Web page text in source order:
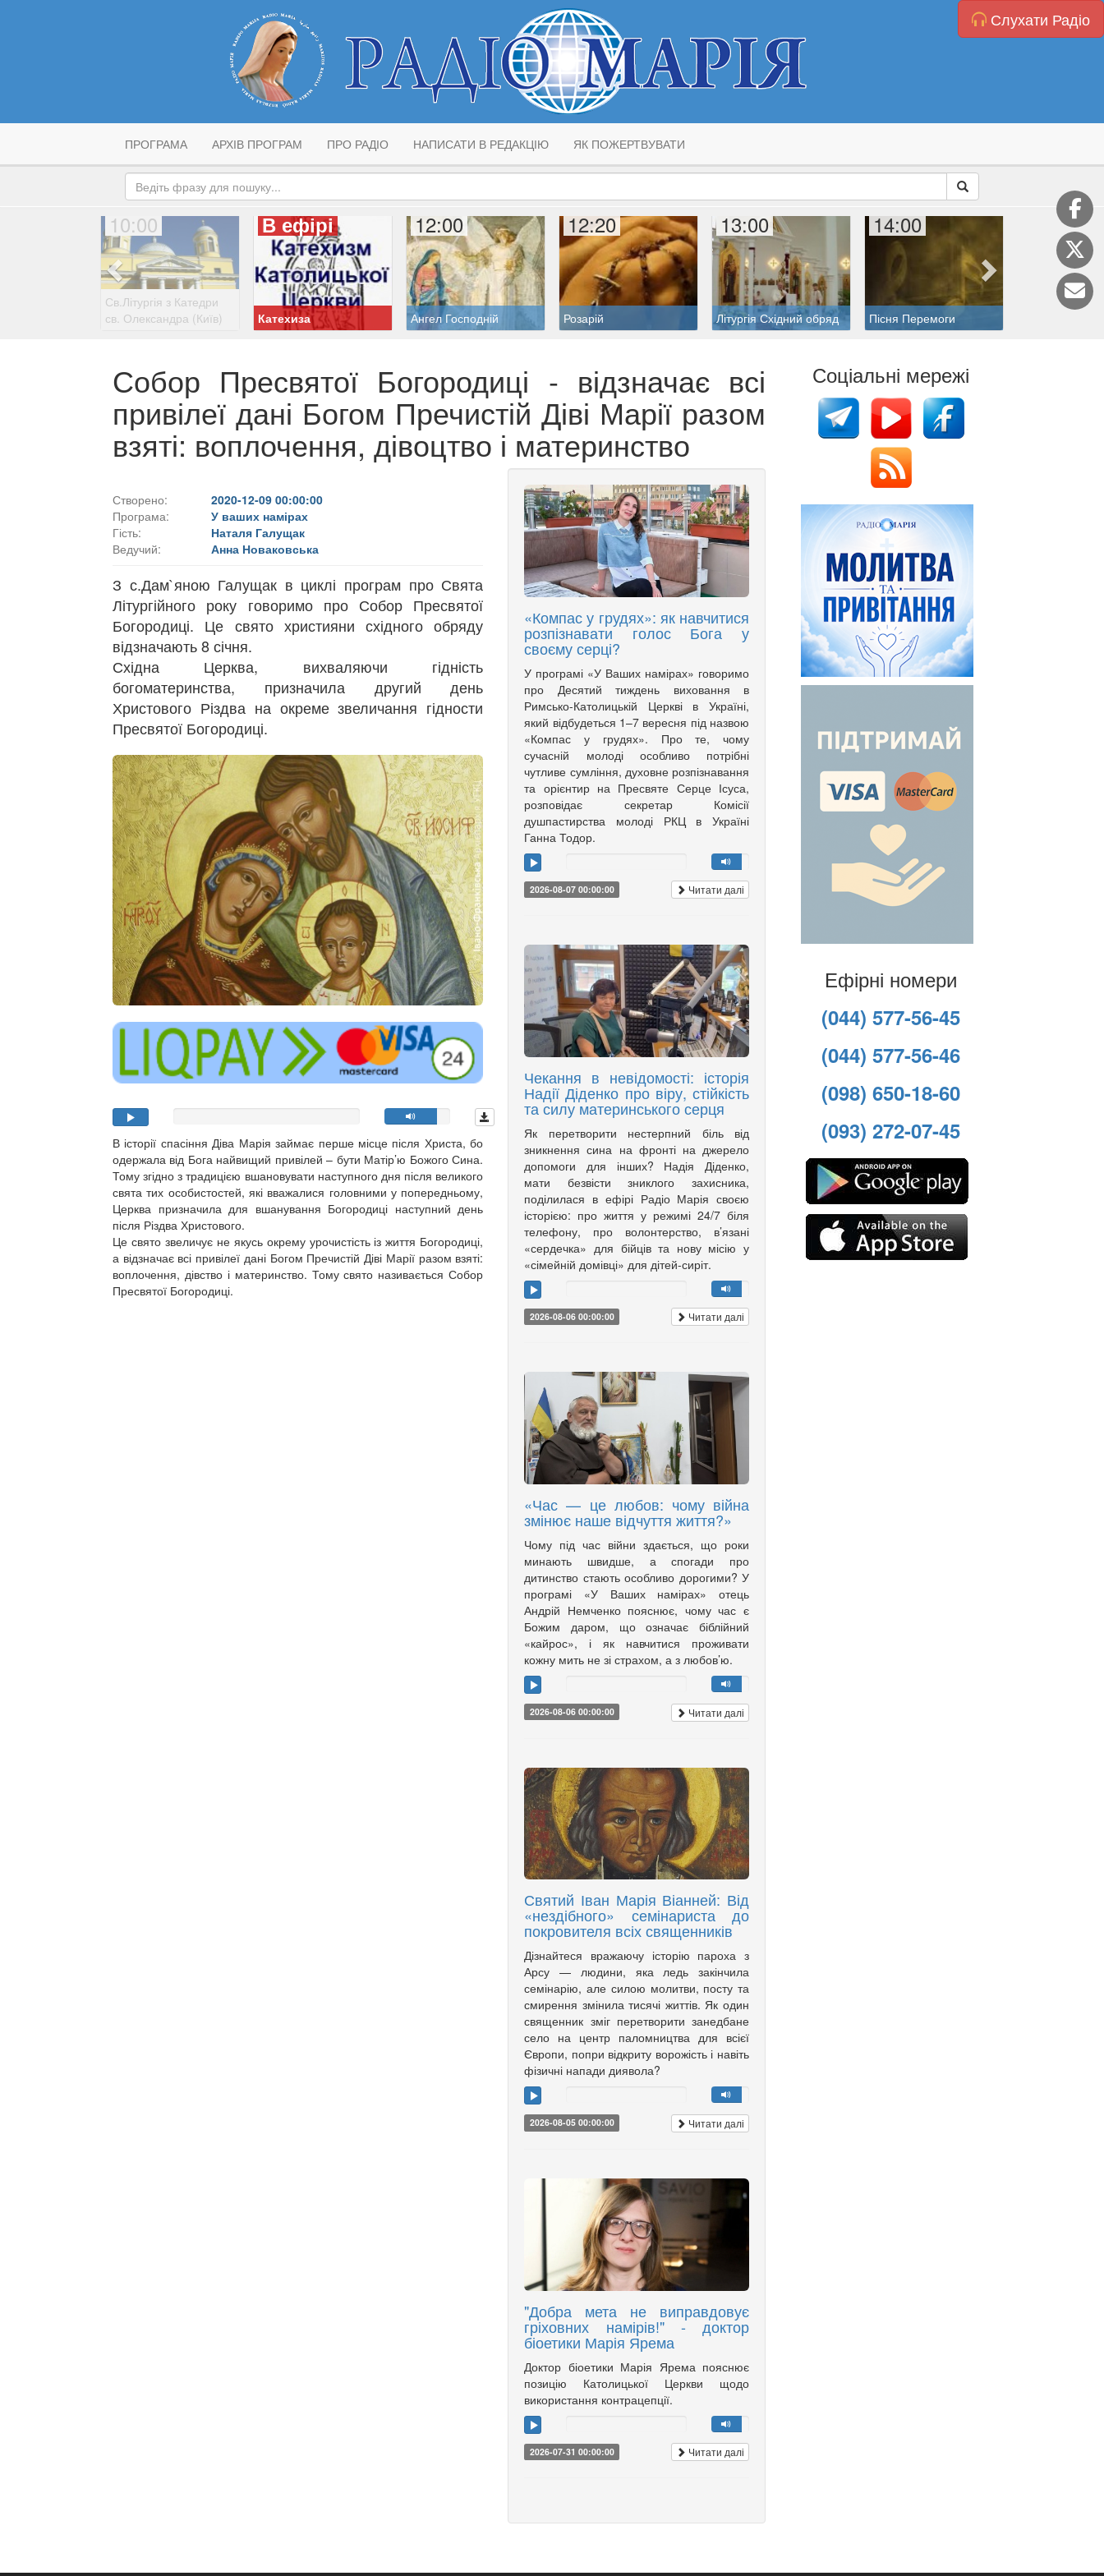
Слухати Радіо
ПРОГРАМА АРХІВ ПРОГРАМ ПРО РАДІО НАПИСАТИ В РЕДАКЦІЮ ЯК ПОЖЕРТВУВАТИ
10:00
Св.Літургія з Катедри
св. Олександра (Київ)
В ефірі
Катехиза
12:00
Ангел Господній
12:20
Розарій
13:00
Літургія Східний обряд
14:00
Пісня Перемоги
15:00
Коронка до
Собор Пресвятої Богородиці - відзначає всі
привілеї дані Богом Пречистій Діві Марії разом
взяті: воплочення, дівоцтво і материнство
Створено:
2020-12-09 00:00:00
Програма:
У ваших намірах
Гість:
Наталя Галущак
Ведучий:
Анна Новаковська
З с.Дам`яною Галущак в циклі програм про Свята
Літургійного року говоримо про Собор Пресвятої
Богородиці. Це свято християни східного обряду
відзначають 8 січня.
Східна Церква, вихваляючи гідність
богоматеринства, при­значила другий день
Христового Різдва на окреме звеличання гідности
Пресвятої Богородиці.
В історії спасіння Діва Марія займає перше місце після Христа, бо
одержала від Бога найвищий привілей – бути Матір’ю Божого Сина.
Тому згідно з традицією вшановувати наступного дня після великого
свята тих особистостей, які вважалися головними у попередньому,
Церква призначила для вшанування Богородиці наступний день
після Різдва Христового.
Це свято звеличує не якусь окрему урочистість із життя Богородиці,
а відзначає всі привілеї дані Богом Пречистій Діві Марії разом взяті:
воплочення, дівство і материнство. Тому свято називається Собор
Пресвятої Богородиці.
«Компас у грудях»: як навчитися
розпізнавати голос Бога у
своєму серці?
У програмі «У Ваших намірах» говоримо
про Десятий тиждень виховання в
Римсько-Католицькій Церкві в Україні,
який відбудеться 1–7 вересня під назвою
«Компас у грудях». Про те, чому
сучасній молоді особливо потрібні
чутливе сумління, духовне розпізнавання
та орієнтир на Пресвяте Серце Ісуса,
розповідає секретар Комісії
душпастирства молоді РКЦ в Україні
Ганна Тодор.
2026-08-07 00:00:00 Читати далі
Чекання в невідомості: історія
Надії Діденко про віру, стійкість
та силу материнського серця
Як перетворити нестерпний біль від
зникнення сина на фронті на джерело
допомоги для інших? Надія Діденко,
мати безвісти зниклого захисника,
поділилася в ефірі Радіо Марія своєю
історією: про життя у режимі 24/7 біля
телефону, про волонтерство, в’язані
«сердечка» для бійців та нову місію у
«сімейній домівці» для дітей-сиріт.
2026-08-06 00:00:00 Читати далі
«Час — це любов: чому війна
змінює наше відчуття життя?»
Чому під час війни здається, що роки
минають швидше, а спогади про
дитинство стають особливо дорогими? У
програмі «У Ваших намірах» отець
Андрій Немченко пояснює, чому час є
Божим даром, що означає біблійний
«кайрос», і як навчитися проживати
кожну мить не зі страхом, а з любов’ю.
2026-08-06 00:00:00 Читати далі
Святий Іван Марія Віанней: Від
«нездібного» семінариста до
покровителя всіх священників
Дізнайтеся вражаючу історію пароха з
Арсу — людини, яка ледь закінчила
семінарію, але силою молитви, посту та
смирення змінила тисячі життів. Як один
священник зміг перетворити занедбане
село на центр паломництва для всієї
Європи, попри відкриту ворожість і навіть
фізичні напади диявола?
2026-08-05 00:00:00 Читати далі
"Добра мета не виправдовує
гріховних намірів!" - доктор
біоетики Марія Ярема
Доктор біоетики Марія Ярема пояснює
позицію Католицької Церкви щодо
використання контрацепції.
2026-07-31 00:00:00 Читати далі
Соціальні мережі
Ефірні номери
(044) 577-56-45
(044) 577-56-46
(098) 650-18-60
(093) 272-07-45